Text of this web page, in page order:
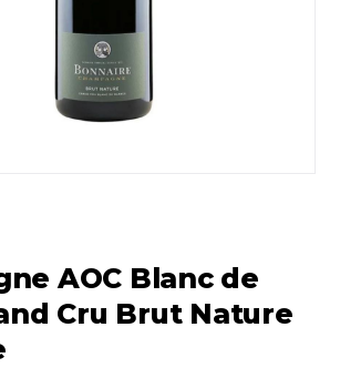
AOC Blanc de
Cru Brut Nature